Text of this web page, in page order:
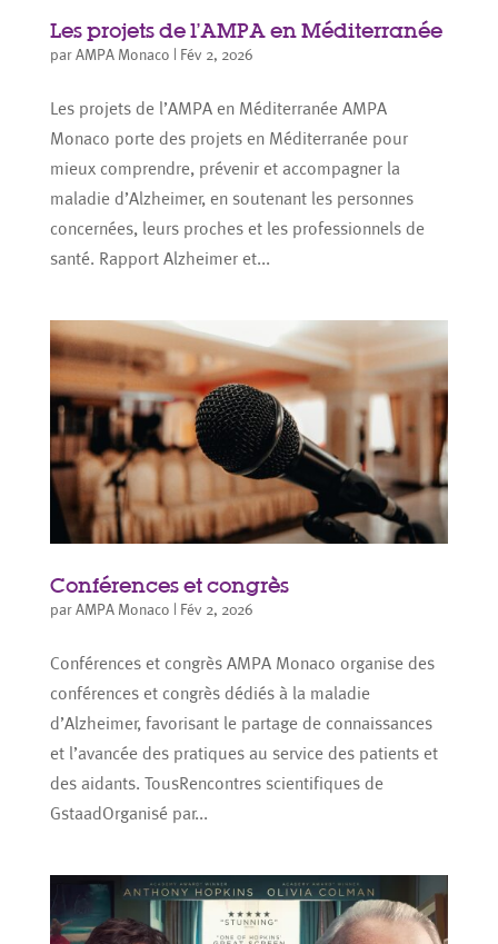
Les projets de l’AMPA en Méditerranée
parAMPA Monaco Fév 2, 2026
Les projets de l’AMPA en Méditerranée AMPA
Monaco porte des projets en Méditerranée pour
mieux comprendre, prévenir et accompagner la
maladie d’Alzheimer, en soutenant les personnes
concernées, leurs proches et les professionnels de
santé. Rapport Alzheimer et...
Conférences et congrès
parAMPA Monaco Fév 2, 2026
Conférences et congrès AMPA Monaco organise des
conférences et congrès dédiés à la maladie
d’Alzheimer, favorisant le partage de connaissances
et l’avancée des pratiques au service des patients et
des aidants. TousRencontres scientifiques de
GstaadOrganisé par...